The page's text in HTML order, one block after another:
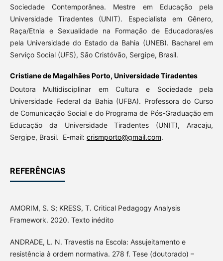
Sociedade Contemporânea. Mestre em Educação pela
Universidade Tiradentes (UNIT). Especialista em Gênero,
Raça/Etnia e Sexualidade na Formação de Educadoras/es
pela Universidade do Estado da Bahia (UNEB). Bacharel em
Serviço Social (UFS), São Cristóvão, Sergipe, Brasil.
Cristiane de Magalhães Porto, Universidade Tiradentes
Doutora Multidisciplinar em Cultura e Sociedade pela
Universidade Federal da Bahia (UFBA). Professora do Curso
de Comunicação Social e do Programa de Pós-Graduação em
Educação da Universidade Tiradentes (UNIT), Aracaju,
Sergipe, Brasil. E-mail: crismporto@gmail.com.
REFERÊNCIAS
AMORIM, S. S; KRESS, T. Critical Pedagogy Analysis
Framework. 2020. Texto inédito
ANDRADE, L. N. Travestis na Escola: Assujeitamento e
resistência à ordem normativa. 278 f. Tese (doutorado) –